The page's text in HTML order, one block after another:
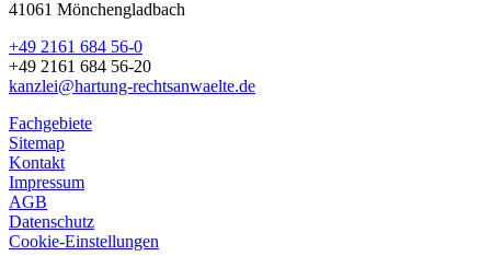
41061 Mönchengladbach
+49 2161 684 56-0
+49 2161 684 56-20
kanzlei@hartung-rechtsanwaelte.de
Fachgebiete
Sitemap
Kontakt
Impressum
AGB
Datenschutz
Cookie-Einstellungen